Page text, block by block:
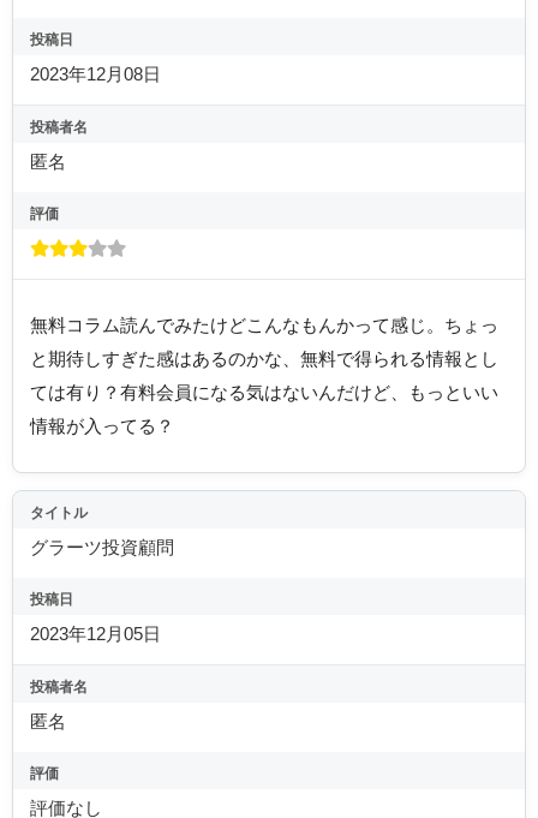
投稿日
2023年12月08日
投稿者名
匿名
評価
無料コラム読んでみたけどこんなもんかって感じ。ちょっ
と期待しすぎた感はあるのかな、無料で得られる情報とし
ては有り？有料会員になる気はないんだけど、もっといい
情報が入ってる？
タイトル
グラーツ投資顧問
投稿日
2023年12月05日
投稿者名
匿名
評価
評価なし